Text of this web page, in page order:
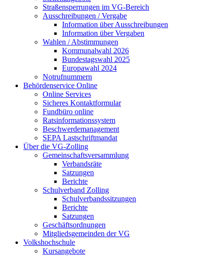
Straßensperrungen im VG-Bereich
Ausschreibungen / Vergabe
Information über Ausschreibungen
Information über Vergaben
Wahlen / Abstimmungen
Kommunalwahl 2026
Bundestagswahl 2025
Europawahl 2024
Notrufnummern
Behördenservice Online
Online Services
Sicheres Kontaktformular
Fundbüro online
Ratsinformationssystem
Beschwerdemanagement
SEPA Lastschriftmandat
Über die VG-Zolling
Gemeinschaftsversammlung
Verbandsräte
Satzungen
Berichte
Schulverband Zolling
Schulverbandssitzungen
Berichte
Satzungen
Geschäftsordnungen
Mitgliedsgemeinden der VG
Volkshochschule
Kursangebote